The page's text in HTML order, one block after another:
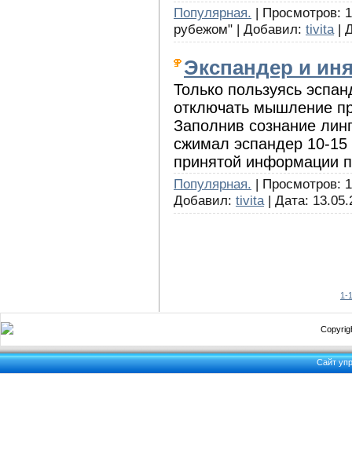
Популярная. | Просмотров:
рубежом" | Добавил: tivita |
Экспандер и
Только пользуясь
отключать мышление
Заполнив сознание
сжимал эспандер 10-15
принятой информации
Популярная. | Просмотров:
Добавил: tivita | Дата:
1-
Сайт